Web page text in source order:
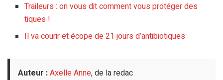
Traileurs : on vous dit comment vous protéger des
tiques !
Il va courir et écope de 21 jours d’antibiotiques
Auteur :Axelle Anne, de la redac